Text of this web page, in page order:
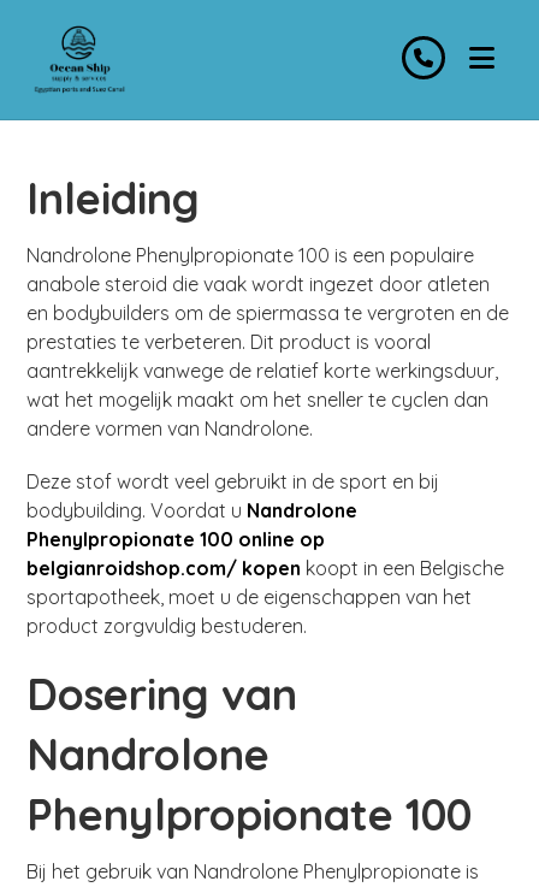
Inleiding
Nandrolone Phenylpropionate 100 is een populaire
anabole steroid die vaak wordt ingezet door atleten
en bodybuilders om de spiermassa te vergroten en de
prestaties te verbeteren. Dit product is vooral
aantrekkelijk vanwege de relatief korte werkingsduur,
wat het mogelijk maakt om het sneller te cyclen dan
andere vormen van Nandrolone.
Deze stof wordt veel gebruikt in de sport en bij
bodybuilding. Voordat u Nandrolone
Phenylpropionate 100 online op
belgianroidshop.com/ kopen koopt in een Belgische
sportapotheek, moet u de eigenschappen van het
product zorgvuldig bestuderen.
Dosering van
Nandrolone
Phenylpropionate 100
Bij het gebruik van Nandrolone Phenylpropionate is